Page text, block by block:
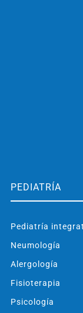
PEDIATRÍA
Pediatría
Neumología
Alergología
Fisioterapia
Psicología